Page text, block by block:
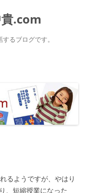
.com
るブログです。
るようですが、やはり
、短縮授業になった